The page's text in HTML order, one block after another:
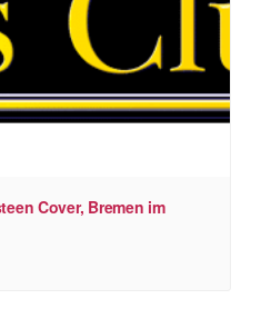
Cover, Bremen im